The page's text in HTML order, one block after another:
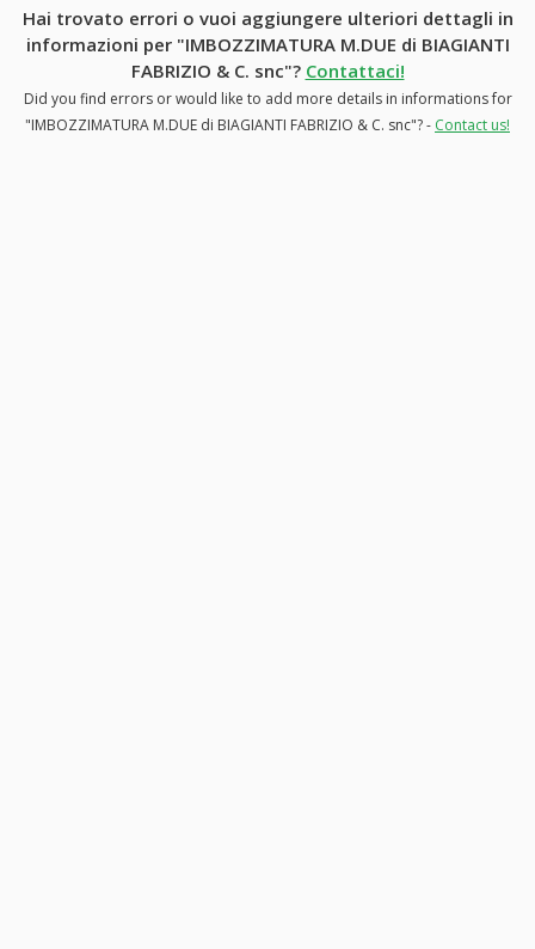
Hai trovato errori o vuoi aggiungere ulteriori dettagli in
informazioni per "IMBOZZIMATURA M.DUE di BIAGIANTI
FABRIZIO & C. snc"? Contattaci!
Did you find errors or would like to add more details in informations for
"IMBOZZIMATURA M.DUE di BIAGIANTI FABRIZIO & C. snc"? - Contact us!